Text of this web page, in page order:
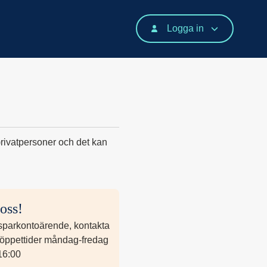
Logga in
och det kan
kontakta
måndag-fredag